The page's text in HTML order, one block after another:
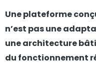
Une plateforme
n’est pas une
une architecture
du fonctionnement